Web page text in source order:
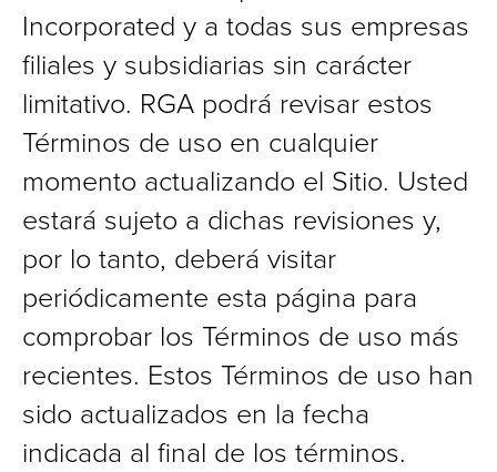
Incorporated y a todas sus empresas
filiales y subsidiarias sin carácter
limitativo. RGA podrá revisar estos
Términos de uso en cualquier
momento actualizando el Sitio. Usted
estará sujeto a dichas revisiones y,
por lo tanto, deberá visitar
periódicamente esta página para
comprobar los Términos de uso más
recientes. Estos Términos de uso han
sido actualizados en la fecha
indicada al final de los términos.